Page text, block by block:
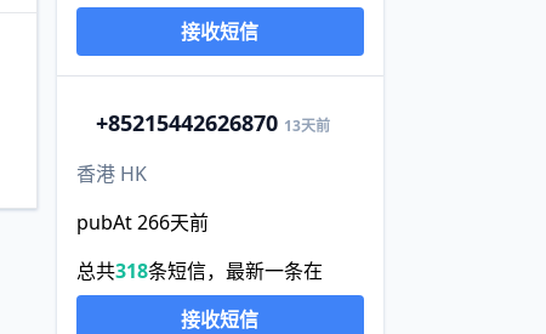
接收短信
+85215442626870 13天前
香港 HK
pubAt 266天前
总共318条短信，最新一条在
接收短信